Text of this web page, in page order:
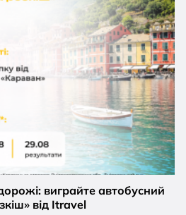
виграйте автобусний
від Itravel